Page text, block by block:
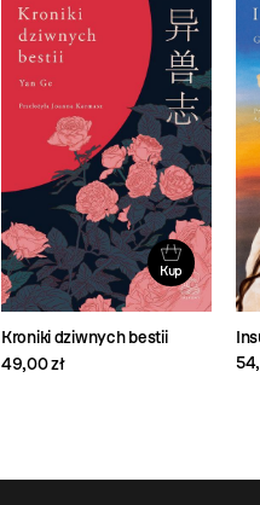
Kup
Kroniki dziwnych bestii
49,00 zł